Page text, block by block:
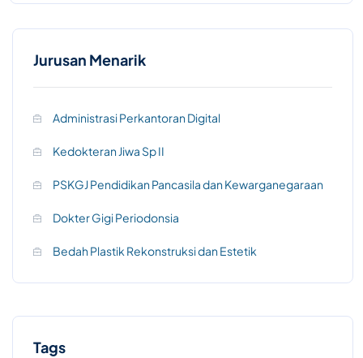
Jurusan Menarik
Administrasi Perkantoran Digital
Kedokteran Jiwa Sp II
PSKGJ Pendidikan Pancasila dan Kewarganegaraan
Dokter Gigi Periodonsia
Bedah Plastik Rekonstruksi dan Estetik
Tags